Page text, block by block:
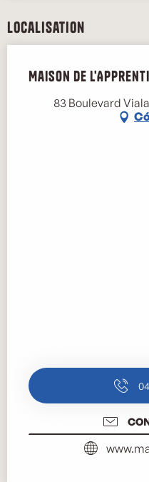
Localisation
Maison de l'Apprenti
83 Boulevard